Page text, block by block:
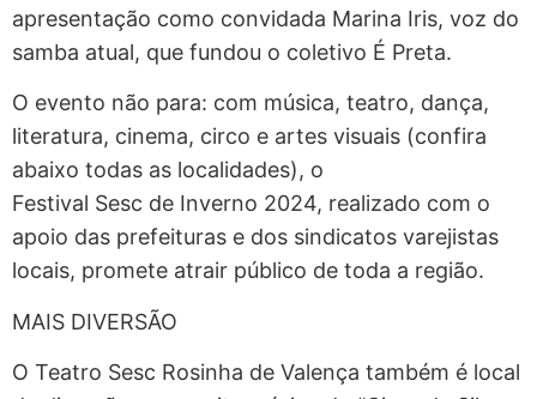
apresentação como convidada Marina Iris, voz do
samba atual, que fundou o coletivo É Preta.
O evento não para: com música, teatro, dança,
literatura, cinema, circo e artes visuais (confira
abaixo todas as localidades), o
Festival Sesc de Inverno 2024, realizado com o
apoio das prefeituras e dos sindicatos varejistas
locais, promete atrair público de toda a região.
MAIS DIVERSÃO
O Teatro Sesc Rosinha de Valença também é local